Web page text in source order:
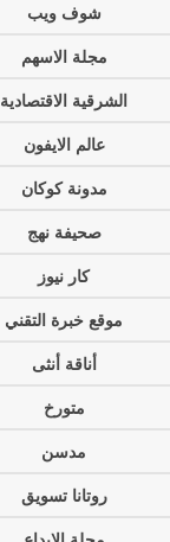
شوف ويب
مجلة الاسهم
الشرقية الاقتصادية
عالم الايفون
مدونة كوكان
صحيفة نهج
كار نيوز
موقع خبرة التقني
أناقة أنثى
متورخ
مدسن
روتانا تسويق